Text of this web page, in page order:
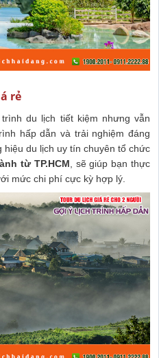
rẻ
du lịch tiết kiệm nhưng vẫn
hấp dẫn và trải nghiệm đáng
hiệu du lịch uy tín chuyên tổ chức
từ TP.HCM , sẽ giúp bạn thực
mức chi phí cực kỳ hợp lý.